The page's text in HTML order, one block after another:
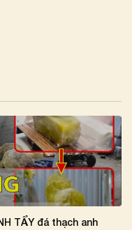
TẨY đá thạch anh